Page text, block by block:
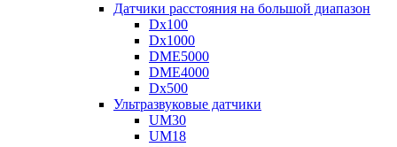
Датчики расстояния на большой диапазон
Dx100
Dx1000
DME5000
DME4000
Dx500
Ультразвуковые датчики
UM30
UM18